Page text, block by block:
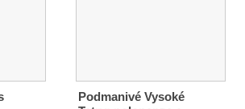
Podmanivé Vysoké